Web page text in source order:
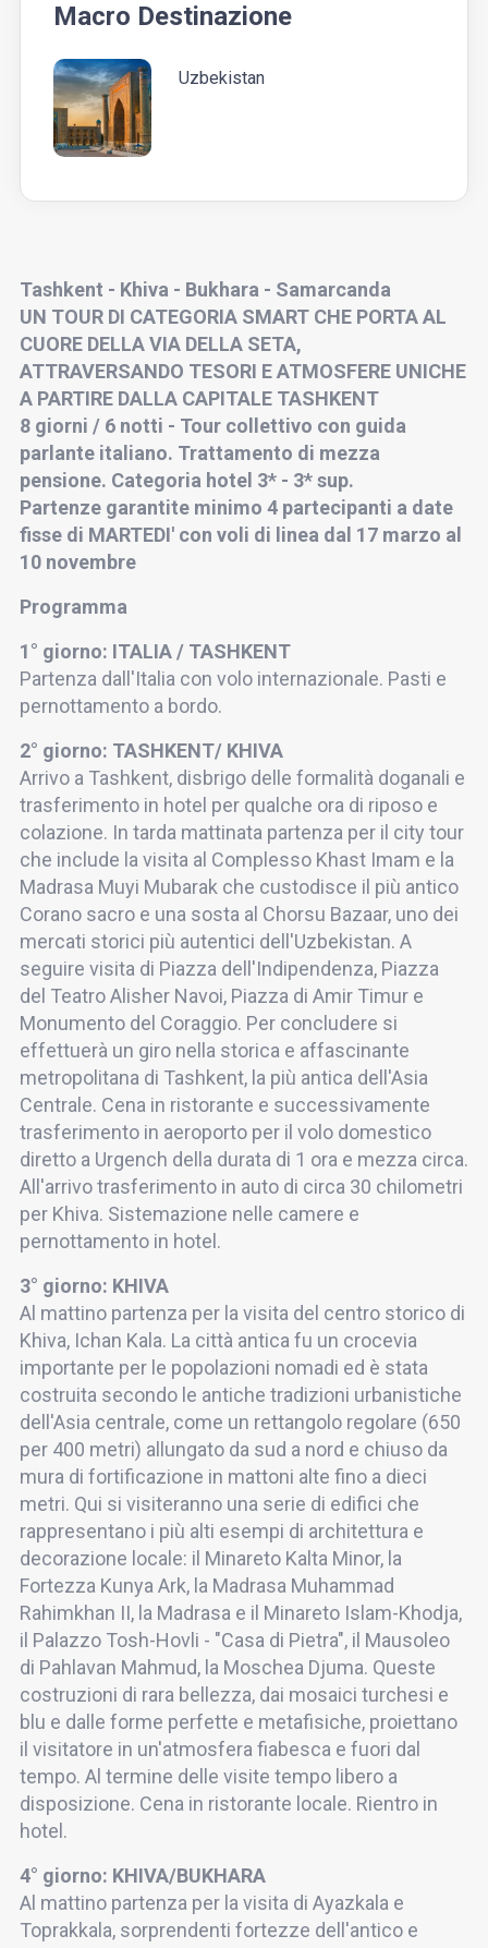
Tashkent - Khiva - Bukhara - Samarcanda
UN TOUR DI CATEGORIA SMART CHE PORTA AL
CUORE DELLA VIA DELLA SETA,
ATTRAVERSANDO TESORI E ATMOSFERE UNICHE
A PARTIRE DALLA CAPITALE TASHKENT
8 giorni / 6 notti - Tour collettivo con guida
parlante italiano. Trattamento di mezza
pensione. Categoria hotel 3* - 3* sup.
Partenze garantite minimo 4 partecipanti a date
fisse di MARTEDI' con voli di linea dal 17 marzo al
10 novembre
Programma
1° giorno: ITALIA / TASHKENT
Partenza dall'Italia con volo internazionale. Pasti e
pernottamento a bordo.
2° giorno: TASHKENT/ KHIVA
Arrivo a Tashkent, disbrigo delle formalità doganali e
trasferimento in hotel per qualche ora di riposo e
colazione. In tarda mattinata partenza per il city tour
che include la visita al Complesso Khast Imam e la
Madrasa Muyi Mubarak che custodisce il più antico
Corano sacro e una sosta al Chorsu Bazaar, uno dei
mercati storici più autentici dell'Uzbekistan. A
seguire visita di Piazza dell'Indipendenza, Piazza
del Teatro Alisher Navoi, Piazza di Amir Timur e
Monumento del Coraggio. Per concludere si
effettuerà un giro nella storica е affascinante
metropolitana di Tashkent, la più antica dell'Asia
Centrale. Cena in ristorante e successivamente
trasferimento in aeroporto per il volo domestico
diretto a Urgench della durata di 1 ora e mezza circa.
All'arrivo trasferimento in auto di circa 30 chilometri
per Khiva. Sistemazione nelle camere e
pernottamento in hotel.
3° giorno: KHIVA
Al mattino partenza per la visita del centro storico di
Khiva, Ichan Kala. La città antica fu un crocevia
importante per le popolazioni nomadi ed è stata
costruita secondo le antiche tradizioni urbanistiche
dell'Asia centrale, come un rettangolo regolare (650
per 400 metri) allungato da sud a nord e chiuso da
mura di fortificazione in mattoni alte fino a dieci
metri. Qui si visiteranno una serie di edifici che
rappresentano i più alti esempi di architettura e
decorazione locale: il Minareto Kalta Minor, la
Fortezza Kunya Ark, la Madrasa Muhammad
Rahimkhan II, la Madrasa e il Minareto Islam-Khodja,
il Palazzo Tosh-Hovli - "Casa di Pietra", il Mausoleo
di Pahlavan Mahmud, la Moschea Djuma. Queste
costruzioni di rara bellezza, dai mosaici turchesi e
blu e dalle forme perfette e metafisiche, proiettano
il visitatore in un'atmosfera fiabesca e fuori dal
tempo. Al termine delle visite tempo libero a
disposizione. Cena in ristorante locale. Rientro in
hotel.
4° giorno: KHIVA/BUKHARA
Al mattino partenza per la visita di Ayazkala e
Toprakkala, sorprendenti fortezze dell'antico e
Macro Destinazione
Uzbekistan